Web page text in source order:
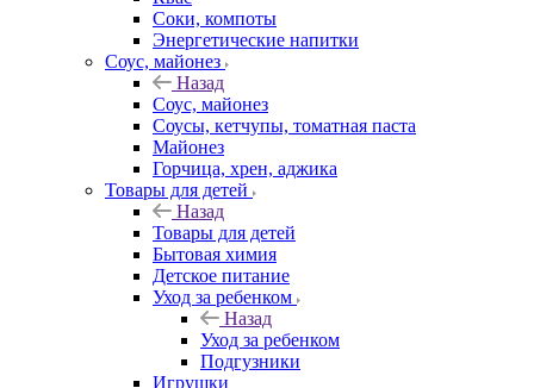
Соки, компоты
Энергетические напитки
Соус, майонез
Назад
Соус, майонез
Соусы, кетчупы, томатная паста
Майонез
Горчица, хрен, аджика
Товары для детей
Назад
Товары для детей
Бытовая химия
Детское питание
Уход за ребенком
Назад
Уход за ребенком
Подгузники
Игрушки